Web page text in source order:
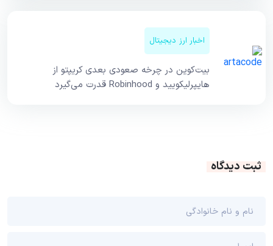
اخبار ارز دیجیتال
بیت‌کوین در چرخه صعودی بعدی کریپتو از
هایپرلیکویید و Robinhood قدرت می‌گیرد
ثبت دیدگاه